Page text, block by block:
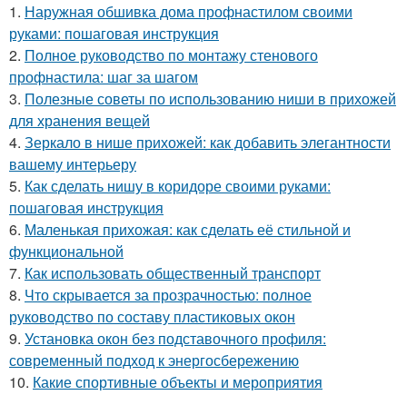
1. Наружная обшивка дома профнастилом своими
руками: пошаговая инструкция
2. Полное руководство по монтажу стенового
профнастила: шаг за шагом
3. Полезные советы по использованию ниши в прихожей
для хранения вещей
4. Зеркало в нише прихожей: как добавить элегантности
вашему интерьеру
5. Как сделать нишу в коридоре своими руками:
пошаговая инструкция
6. Маленькая прихожая: как сделать её стильной и
функциональной
7. Как использовать общественный транспорт
8. Что скрывается за прозрачностью: полное
руководство по составу пластиковых окон
9. Установка окон без подставочного профиля:
современный подход к энергосбережению
10. Какие спортивные объекты и мероприятия